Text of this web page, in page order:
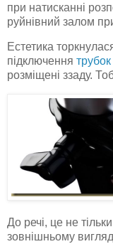
при натисканні
руйнівний залом
Естетика
підключення трубок
розміщені ззаду.
До речі, це не
зовнішньому